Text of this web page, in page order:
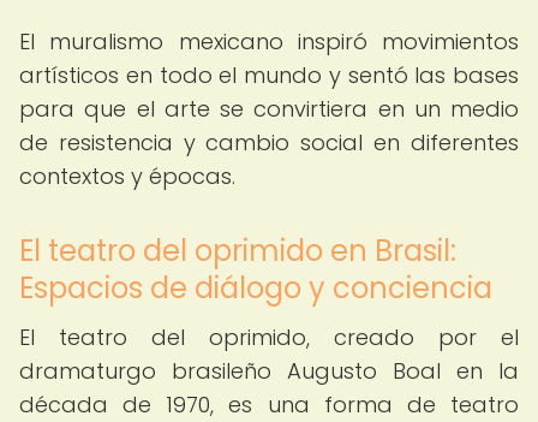
El muralismo mexicano inspiró movimientos
artísticos en todo el mundo y sentó las bases
para que el arte se convirtiera en un medio
de resistencia y cambio social en diferentes
contextos y épocas.
El teatro del oprimido en Brasil:
Espacios de diálogo y conciencia
El teatro del oprimido, creado por el
dramaturgo brasileño Augusto Boal en la
década de 1970, es una forma de teatro